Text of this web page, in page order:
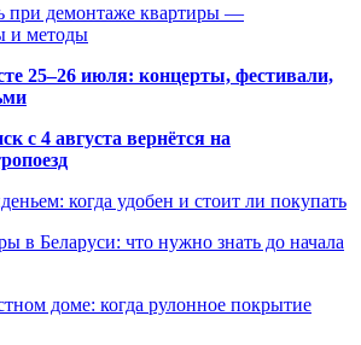
при демонтаже квартиры —
и методы
25–26 июля: концерты, фестивали,
с 4 августа вернётся на
когда удобен и стоит ли покупать
в Беларуси: что нужно знать до начала
доме: когда рулонное покрытие